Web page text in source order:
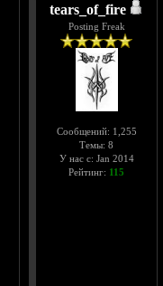
tears_of_fire
Posting Freak
Сообщений: 1,255
Темы: 8
У нас с: Jan 2014
Рейтинг: 115